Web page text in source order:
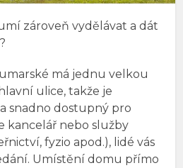
zároveň vydělávat a dát
má jednu velkou
ulice, takže je
snadno dostupný pro
kancelář nebo služby
fyzio apod.), lidé vás
Umístění domu přímo